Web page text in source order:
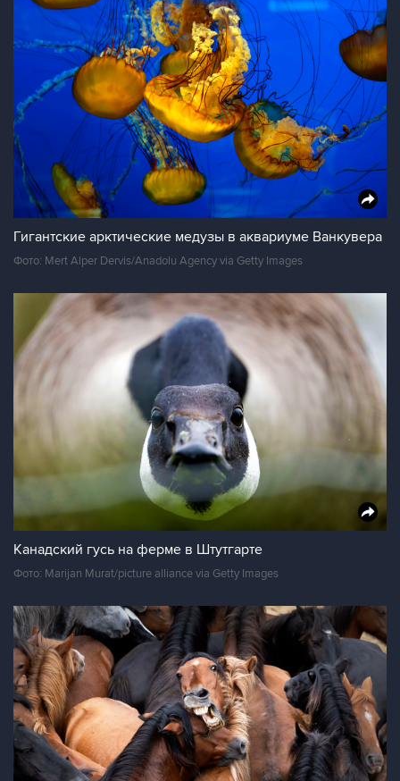
Гигантские арктические медузы в аквариуме Ванкувера
Фото: Mert Alper Dervis/Anadolu Agency via Getty Images
Канадский гусь на ферме в Штутгарте
Фото: Marijan Murat/picture alliance via Getty Images